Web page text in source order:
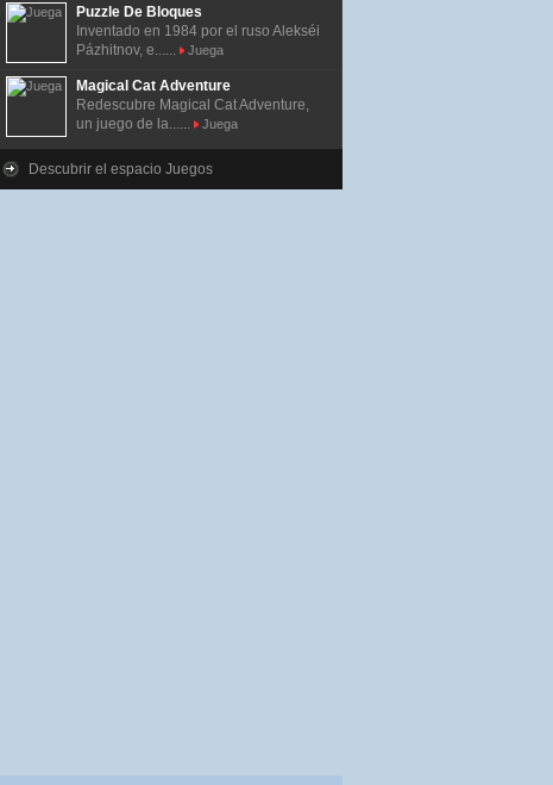
Puzzle De Bloques
Inventado en 1984 por el ruso Alekséi
Pázhitnov, e......
Juega
Magical Cat Adventure
Redescubre Magical Cat Adventure,
un juego de la......
Juega
Descubrir el espacio Juegos